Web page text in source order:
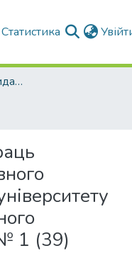
Статистика
Наукові періодичні видання ТДАТУ
1 (39)